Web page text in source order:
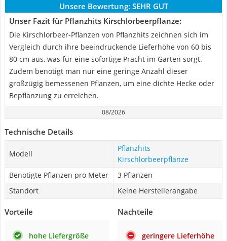
Unsere Bewertung: SEHR GUT
Unser Fazit für Pflanzhits Kirschlorbeerpflanze:
Die Kirschlorbeer-Pflanzen von Pflanzhits zeichnen sich im
Vergleich durch ihre beeindruckende Lieferhöhe von 60 bis
80 cm aus, was für eine sofortige Pracht im Garten sorgt.
Zudem benötigt man nur eine geringe Anzahl dieser
großzügig bemessenen Pflanzen, um eine dichte Hecke oder
Bepflanzung zu erreichen.
08/2026
Technische Details
Modell
Pflanzhits
Kirschlorbeerpflanze
Benötigte Pflanzen pro Meter
3 Pflanzen
Standort
Keine Herstellerangabe
Vorteile
hohe Liefergröße
Nachteile
geringere Lieferhöhe